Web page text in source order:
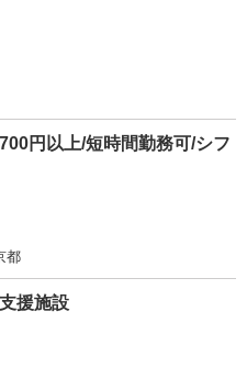
円以上/短時間勤務可/シフ
都
援施設